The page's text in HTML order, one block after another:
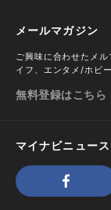
メールマガジン
ご興味に合わせたメ
イフ、エンタメ/ホビ
無料登録はこちら
マイナビニュー